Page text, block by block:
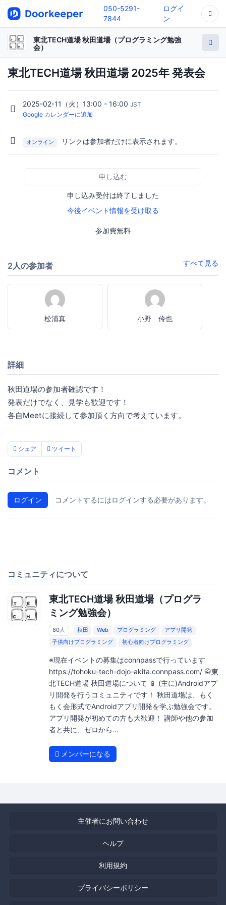
050-5291-
7844
ログイ
ン
東北TECH道場 秋田道場（プログラミング勉強
会）
東北TECH道場 秋田道場 2025年 発表会
2025-02-11（火）13:00 - 16:00 JST
Google カレンダーに追加
オンライン リンクは参加者だけに表示されます。
申し込む
申し込み受付は終了しました
今後イベント情報を受け取る
参加費無料
2人の参加者 すべて見る
松浦真 小野 伶也
詳細
秋田道場の参加者確認です！
発表だけでなく、見学も歓迎です！
各自Meetに接続して参加頂く方向で考えています。
シェア ツイート
コメント
ログイン コメントするにはログインする必要があります。
コミュニティについて
東北TECH道場 秋田道場（プログラ
ミング勉強会）
80人 秋田 Web プログラミング
アプリ開発
子供向けプログラミング
初心者向けプログラミング
※現在イベントの募集はconnpassで行っています
https://tohoku-tech-dojo-akita.connpass.com/ 🥋東
北TECH道場 秋田道場について 📱 (主に)Androidアプ
リ開発を行うコミュニティです！ 秋田道場は、もく
もく会形式でAndroidアプリ開発を学ぶ勉強会です。
アプリ開発が初めての方も大歓迎！ 講師や他の参加
者と共に、ゼロから...
メンバーになる
主催者にお問い合わせ
ヘルプ
利用規約
プライバシーポリシー